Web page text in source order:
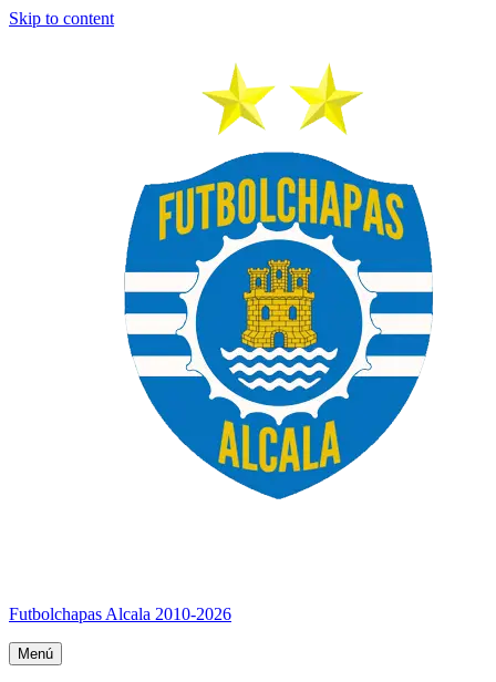
Skip to content
Futbolchapas Alcala 2010-2026
Menú